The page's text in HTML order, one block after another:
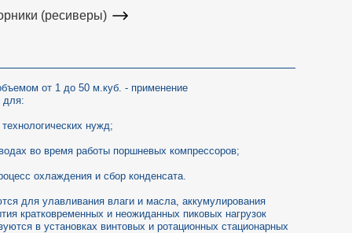
(ресиверы)
от 1 до 50 м.куб. - применение
для:
нужд;
во время работы поршневых компрессоров;
охлаждения и сбор конденсата.
для улавливания влаги и масла, аккумулирования
кратковременных и неожиданных пиковых нагрузок
в установках винтовых и ротационных стационарных